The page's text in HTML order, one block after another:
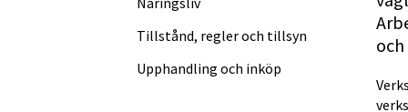
Tillstånd, regler och tillsyn
Upphandling och inköp